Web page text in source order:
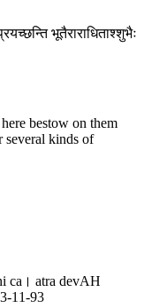
भूतैराराधिताश्शुभैः
bestow on them
several kinds of
ca। atra devAH
11-93